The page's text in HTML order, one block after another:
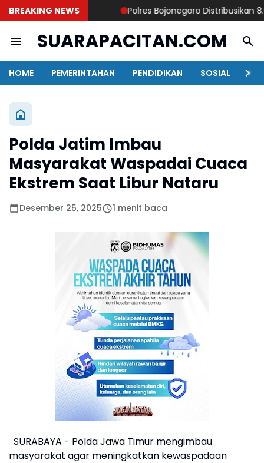
BREAKING NEWS Polres Bojonegoro Distribusikan
SUARAPACITAN.COM
HOME PEMERINTAHAN PENDIDIKAN SOSIAL
Polda Jatim Imbau
Masyarakat Waspadai Cuaca
Ekstrem Saat Libur Nataru
Desember 25, 2025 1 menit baca
SURABAYA - Polda Jawa Timur mengimbau
masyarakat agar meningkatkan kewaspadaan